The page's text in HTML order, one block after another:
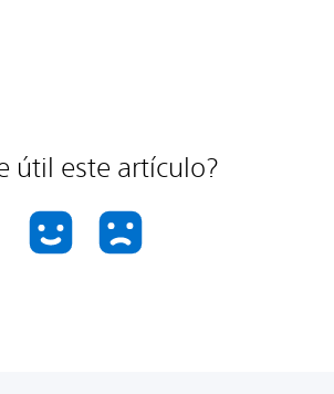
útil este artículo?